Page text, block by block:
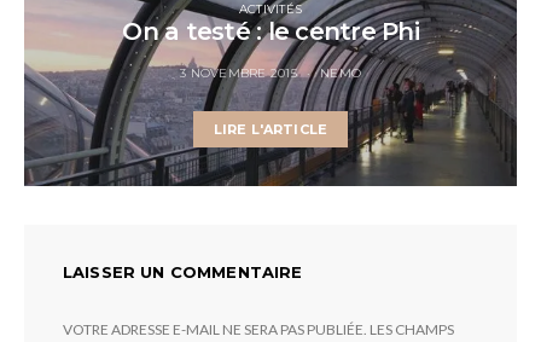
ACTIVITÉS
On a testé : le centre Phi
3 NOVEMBRE 2015 NEMO
LIRE L'ARTICLE
LAISSER UN COMMENTAIRE
VOTRE ADRESSE E-MAIL NE SERA PAS PUBLIÉE. LES CHAMPS